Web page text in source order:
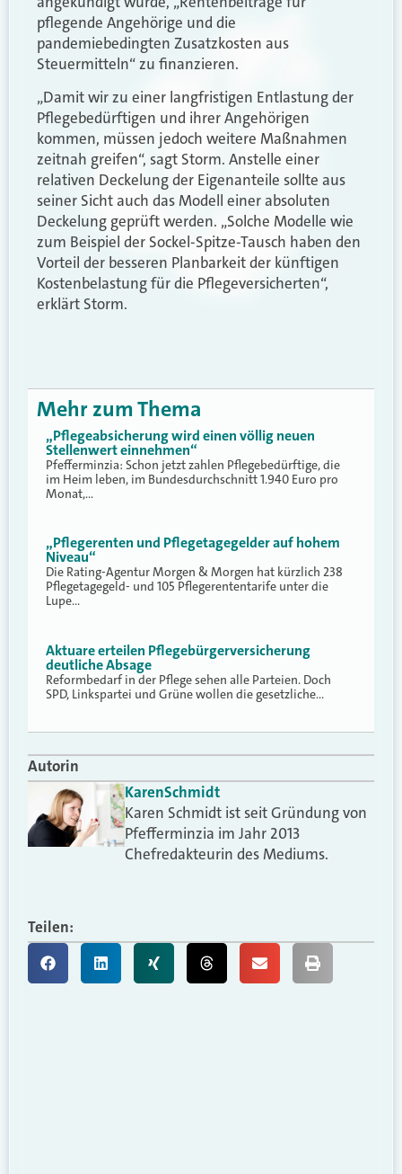
pflegende Angehörige und die
pandemiebedingten Zusatzkosten aus
Steuermitteln“ zu finanzieren.
„Damit wir zu einer langfristigen Entlastung der
Pflegebedürftigen und ihrer Angehörigen
kommen, müssen jedoch weitere Maßnahmen
zeitnah greifen“, sagt Storm. Anstelle einer
relativen Deckelung der Eigenanteile sollte aus
seiner Sicht auch das Modell einer absoluten
Deckelung geprüft werden. „Solche Modelle wie
zum Beispiel der Sockel-Spitze-Tausch haben den
Vorteil der besseren Planbarkeit der künftigen
Kostenbelastung für die Pflegeversicherten“,
erklärt Storm.
Mehr zum Thema
„Pflegeabsicherung wird einen völlig neuen
Stellenwert einnehmen“
Pfefferminzia: Schon jetzt zahlen Pflegebedürftige, die
im Heim leben, im Bundesdurchschnitt 1.940 Euro pro
Monat,…
„Pflegerenten und Pflegetagegelder auf hohem
Niveau“
Die Rating-Agentur Morgen & Morgen hat kürzlich 238
Pflegetagegeld- und 105 Pflegerententarife unter die
Lupe…
Aktuare erteilen Pflegebürgerversicherung
deutliche Absage
Reformbedarf in der Pflege sehen alle Parteien. Doch
SPD, Linkspartei und Grüne wollen die gesetzliche…
Autorin
KarenSchmidt
Karen Schmidt ist seit Gründung von
Pfefferminzia im Jahr 2013
Chefredakteurin des Mediums.
Teilen: